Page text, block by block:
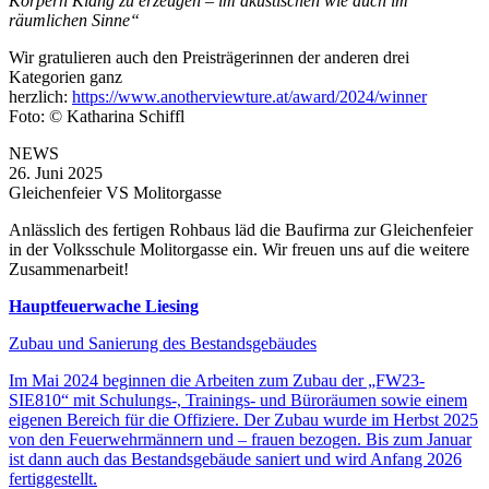
räumlichen Sinne“
Wir gratulieren auch den Preisträgerinnen der anderen drei
Kategorien ganz
herzlich: https://www.anotherviewture.at/award/2024/winner
Foto: © Katharina Schiffl
NEWS
26. Juni 2025
Gleichenfeier VS Molitorgasse
Anlässlich des fertigen Rohbaus läd die Baufirma zur Gleichenfeier
in der Volksschule Molitorgasse ein. Wir freuen uns auf die weitere
Zusammenarbeit!
Hauptfeuerwache Liesing
Zubau und Sanierung des Bestandsgebäudes
Im Mai 2024 beginnen die Arbeiten zum Zubau der „FW23-
SIE810“ mit Schulungs-, Trainings- und Büroräumen sowie einem
eigenen Bereich für die Offiziere. Der Zubau wurde im Herbst 2025
von den Feuerwehrmännern und – frauen bezogen. Bis zum Januar
ist dann auch das Bestandsgebäude saniert und wird Anfang 2026
fertiggestellt.